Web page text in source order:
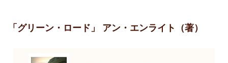
「グリーン・ロード」 アン・エンライト（著）